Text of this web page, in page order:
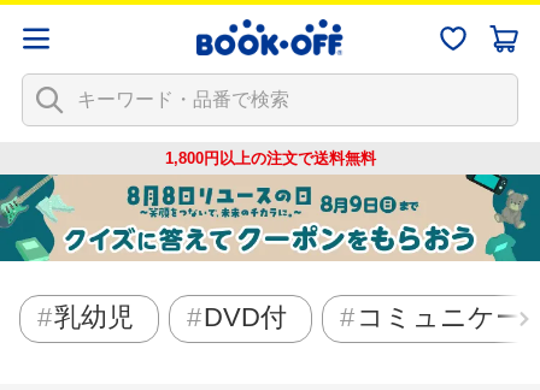
1,800円以上の注文で送料無料
乳幼児 DVD付 コミュニケー